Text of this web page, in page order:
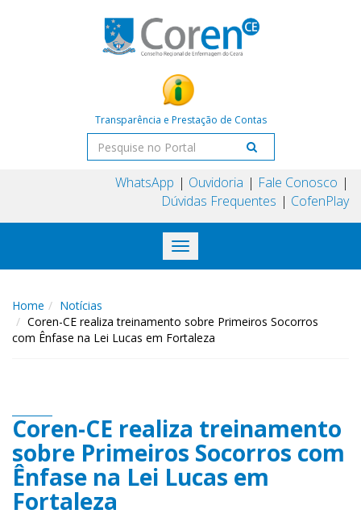
Transparência e Prestação de Contas
WhatsApp Ouvidoria
Fale Conosco
Dúvidas Frequentes
CofenPlay
Toggle
navigation
Home
Notícias
Coren-CE realiza treinamento sobre Primeiros Socorros
com Ênfase na Lei Lucas em Fortaleza
Coren-CE realiza treinamento
sobre Primeiros Socorros com
Ênfase na Lei Lucas em
Fortaleza